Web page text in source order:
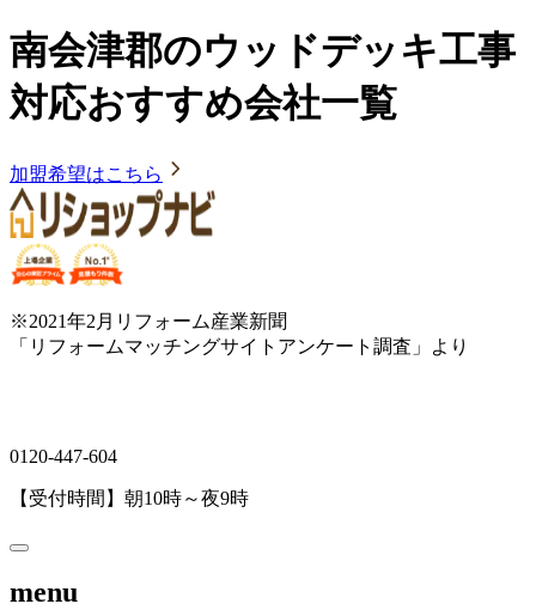
南会津郡のウッドデッキ工事
対応おすすめ会社一覧
加盟希望はこちら
※2021年2月リフォーム産業新聞
「リフォームマッチングサイトアンケート調査」より
0120-447-604
【受付時間】朝10時～夜9時
menu